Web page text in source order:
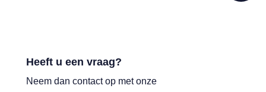
Heeft u een vraag?
Neem dan contact op met onze